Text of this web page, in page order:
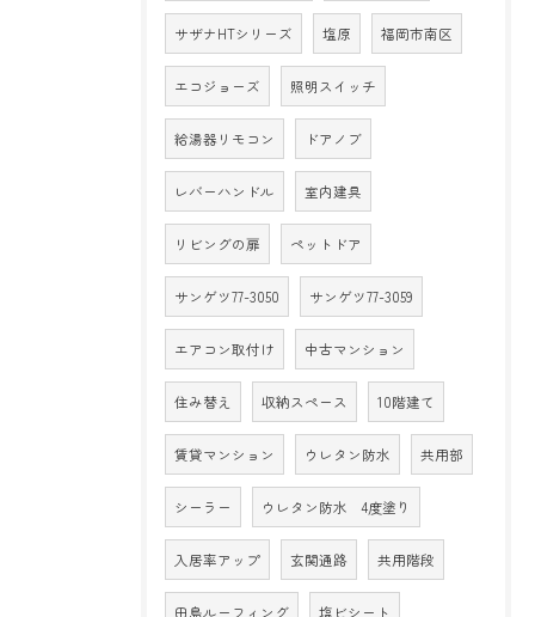
サザナHTシリーズ 塩原 福岡市南区
エコジョーズ 照明スイッチ
給湯器リモコン ドアノブ
レバーハンドル 室内建具
リビングの扉 ペットドア
サンゲツ77-3050 サンゲツ77-3059
エアコン取付け 中古マンション
住み替え 収納スペース 10階建て
賃貸マンション ウレタン防水 共用部
シーラー ウレタン防水 4度塗り
入居率アップ 玄関通路 共用階段
田島ルーフィング 塩ビシート